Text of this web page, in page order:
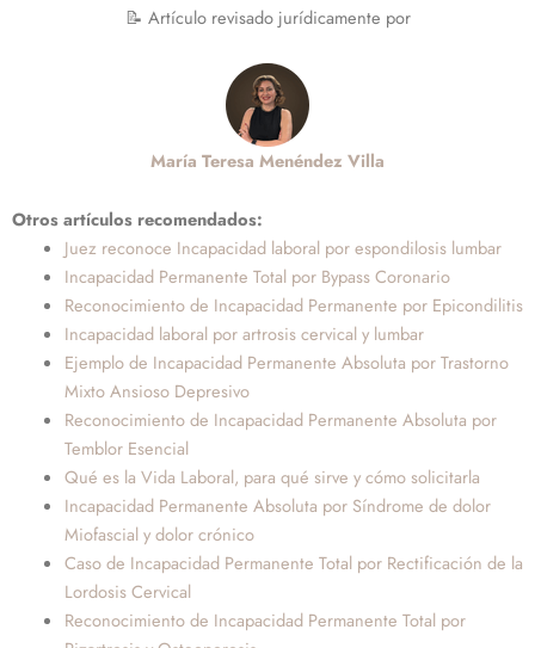
📝 Artículo revisado jurídicamente por
María Teresa Menéndez Villa
Otros artículos recomendados:
Juez reconoce Incapacidad laboral por espondilosis lumbar
Incapacidad Permanente Total por Bypass Coronario
Reconocimiento de Incapacidad Permanente por Epicondilitis
Incapacidad laboral por artrosis cervical y lumbar
Ejemplo de Incapacidad Permanente Absoluta por Trastorno
Mixto Ansioso Depresivo
Reconocimiento de Incapacidad Permanente Absoluta por
Temblor Esencial
Qué es la Vida Laboral, para qué sirve y cómo solicitarla
Incapacidad Permanente Absoluta por Síndrome de dolor
Miofascial y dolor crónico
Caso de Incapacidad Permanente Total por Rectificación de la
Lordosis Cervical
Reconocimiento de Incapacidad Permanente Total por